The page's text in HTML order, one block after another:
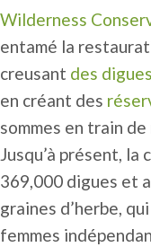
Wilderness
entamé la
creusant des
en créant des
sommes en train
Jusqu’à présent, la
369,000 digues et
graines d’herbe,
femmes